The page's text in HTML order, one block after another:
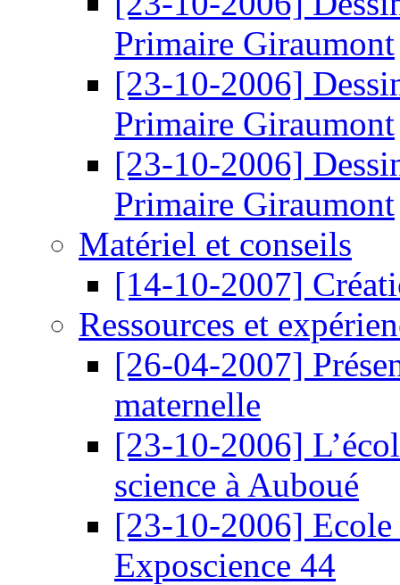
Primaire Giraumont
[23-10-2006]
Primaire Giraumont
[23-10-2006]
Primaire Giraumont
Matériel et conseils
[14-10-2007]
Ressources et
[26-04-2007]
maternelle
[23-10-2006]
science à Auboué
[23-10-2006] Ecole
Exposcience 44